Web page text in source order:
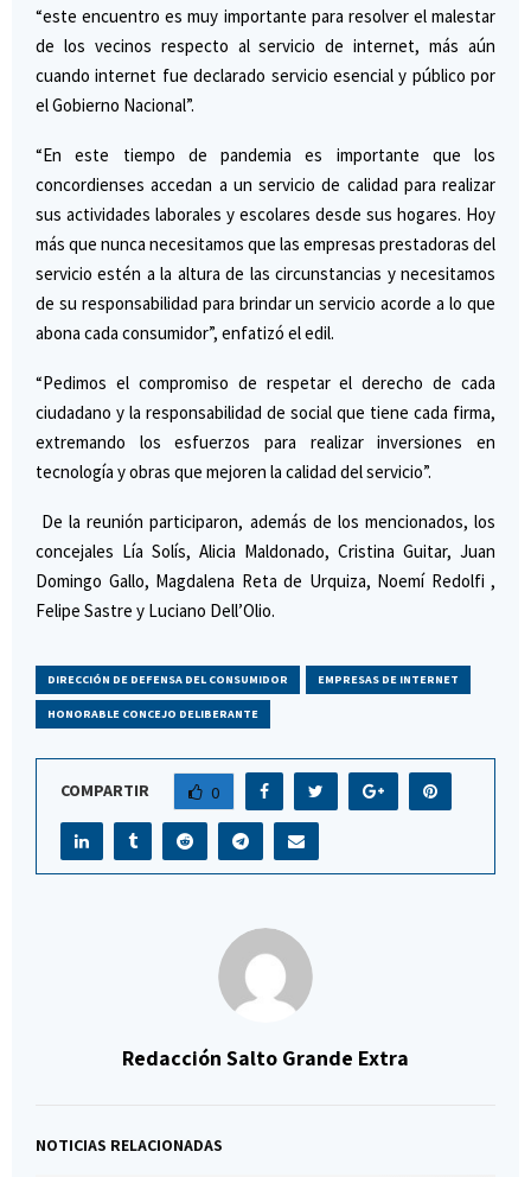
“este encuentro es muy importante para resolver el malestar
de los vecinos respecto al servicio de internet, más aún
cuando internet fue declarado servicio esencial y público por
el Gobierno Nacional”.
“En este tiempo de pandemia es importante que los
concordienses accedan a un servicio de calidad para realizar
sus actividades laborales y escolares desde sus hogares. Hoy
más que nunca necesitamos que las empresas prestadoras del
servicio estén a la altura de las circunstancias y necesitamos
de su responsabilidad para brindar un servicio acorde a lo que
abona cada consumidor”, enfatizó el edil.
“Pedimos el compromiso de respetar el derecho de cada
ciudadano y la responsabilidad de social que tiene cada firma,
extremando los esfuerzos para realizar inversiones en
tecnología y obras que mejoren la calidad del servicio”.
De la reunión participaron, además de los mencionados, los
concejales Lía Solís, Alicia Maldonado, Cristina Guitar, Juan
Domingo Gallo, Magdalena Reta de Urquiza, Noemí Redolfi ,
Felipe Sastre y Luciano Dell’Olio.
DIRECCIÓN DE DEFENSA DEL CONSUMIDOR EMPRESAS DE INTERNET
HONORABLE CONCEJO DELIBERANTE
COMPARTIR 0
Redacción Salto Grande Extra
NOTICIAS RELACIONADAS